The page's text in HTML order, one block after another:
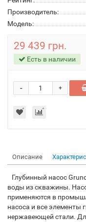
Производитель:
Модель:
29 439 грн.
Есть в наличии
+
-
Описание
Глубинный насос
воды из скважины.
применяются в
насоса и все элементы
нержавеющей стали.